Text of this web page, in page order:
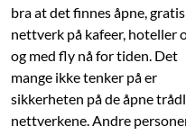
bra at det finnes åpne,
nettverk på kafeer, hoteller
og med fly nå for tiden. Det
mange ikke tenker på er
sikkerheten på de åpne
nettverkene. Andre